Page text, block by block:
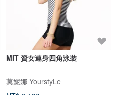
MIT 資女連身四角泳裝
莫妮娜 YourstyLe